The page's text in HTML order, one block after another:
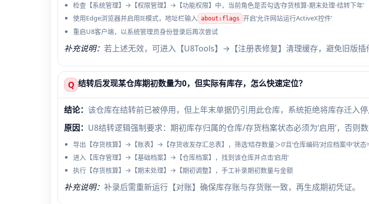
检查【系统管理】→【权限管理】→【功能权限】中，当前角色是否勾选‘存货核算-期末处理-结转下年’
使用Edge浏览器并启用IE模式，地址栏输入 about:flags 开启‘允许网站运行ActiveX控件’
重启U8客户端，以系统管理员身份登录后再次尝试
补充说明： 若上述无效，可进入【U8Tools】→【注册表修复】清理缓存，避免旧版插
Q 结转后发现某仓库期初数量为0，但实际有库存，怎么快速定位？
结论： 该仓库在结转前已被停用，但上年末单据仍引用此仓库，系统拒绝将库存迁入停
原因： U8结转逻辑强制要求：期初库存归属的仓库/存货档案状态必须为‘启用’，否则数
导出【存货核算】→【账表】→【存货收发存汇总表】，筛选‘结存数量＞0’且‘仓库编码’对应档案中‘状态
进入【库存管理】→【基础档案】→【仓库档案】，找到该仓库并点击‘启用’
执行【存货核算】→【期末处理】→【期初调整】，手工补录期初数量与金额
补充说明： 补录后需重新运行【对账】确保库存账与存货账一致，再生成期初凭证。